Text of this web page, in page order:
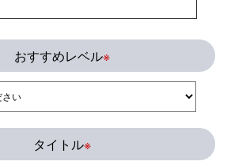
おすすめレベル※
タイトル※